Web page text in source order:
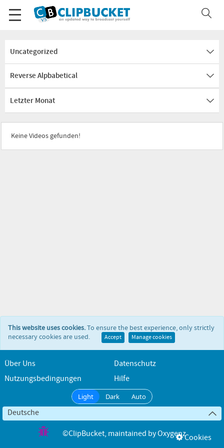
Uncategorized
Reverse Alpbabetical
Letzter Monat
Keine Videos gefunden!
This website uses cookies.To ensure the best experience, only strictly
necessary cookies are used.
Accept Manage cookies
Über Uns
Datenschutz
Nutzungsbedingungen
Hilfe
Light Dark Auto
Deutsche
©ClipBucket, maintained byOxygenzCookies